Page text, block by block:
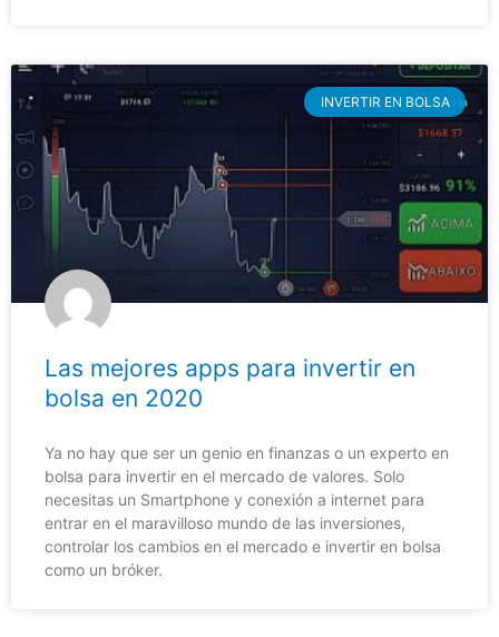
INVERTIR EN BOLSA
Las mejores apps para invertir en
bolsa en 2020
Ya no hay que ser un genio en finanzas o un experto en
bolsa para invertir en el mercado de valores. Solo
necesitas un Smartphone y conexión a internet para
entrar en el maravilloso mundo de las inversiones,
controlar los cambios en el mercado e invertir en bolsa
como un bróker.